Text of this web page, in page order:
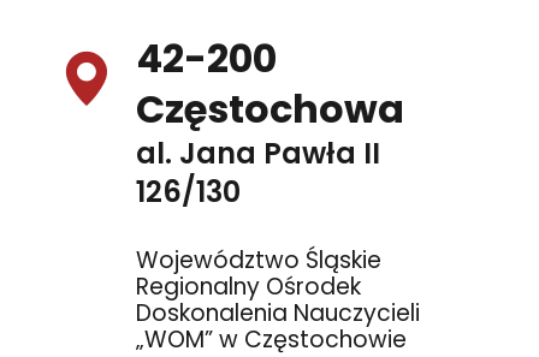
42-200
Częstochowa
al. Jana Pawła II
126/130
Województwo Śląskie
Regionalny Ośrodek
Doskonalenia Nauczycieli
„WOM” w Częstochowie